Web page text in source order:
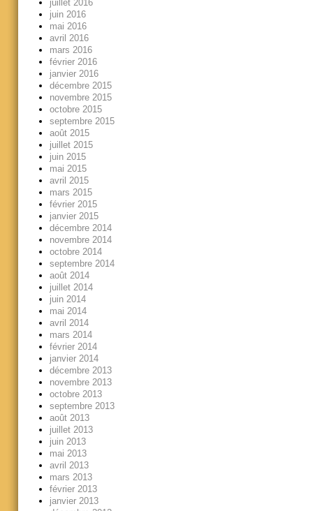
juillet 2016
juin 2016
mai 2016
avril 2016
mars 2016
février 2016
janvier 2016
décembre 2015
novembre 2015
octobre 2015
septembre 2015
août 2015
juillet 2015
juin 2015
mai 2015
avril 2015
mars 2015
février 2015
janvier 2015
décembre 2014
novembre 2014
octobre 2014
septembre 2014
août 2014
juillet 2014
juin 2014
mai 2014
avril 2014
mars 2014
février 2014
janvier 2014
décembre 2013
novembre 2013
octobre 2013
septembre 2013
août 2013
juillet 2013
juin 2013
mai 2013
avril 2013
mars 2013
février 2013
janvier 2013